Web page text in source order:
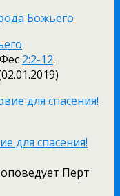
2:2-12.
для спасения!
Перт